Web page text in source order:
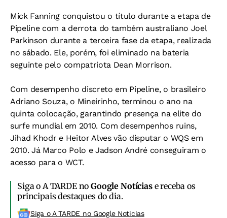
Mick Fanning conquistou o título durante a etapa de
Pipeline com a derrota do também australiano Joel
Parkinson durante a terceira fase da etapa, realizada
no sábado. Ele, porém, foi eliminado na bateria
seguinte pelo compatriota Dean Morrison.
Com desempenho discreto em Pipeline, o brasileiro
Adriano Souza, o Mineirinho, terminou o ano na
quinta colocação, garantindo presença na elite do
surfe mundial em 2010. Com desempenhos ruins,
Jihad Khodr e Heitor Alves vão disputar o WQS em
2010. Já Marco Polo e Jadson André conseguiram o
acesso para o WCT.
Siga o A TARDE noGoogle Notíciase receba os
principais destaques do dia.
Siga o A TARDE no Google Noticias